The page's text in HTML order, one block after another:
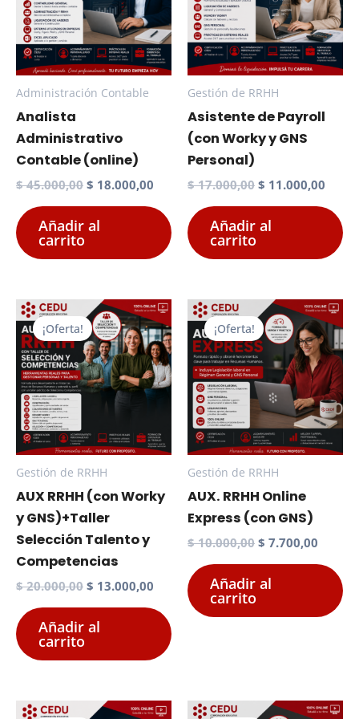
Administración Contable
Analista
Administrativo
Contable (online)
$45.000,00 El
era:
$ 18.000,00
actual
$ 18.000,00.
Añadir al
carrito
Gestión de RRHH
Asistente de Payroll
(con Worky y GNS
Personal)
$17.000,00 El
era:
$ 11.000,00
$
Añadir al
carrito
¡Oferta!
Gestión de RRHH
AUX RRHH (con Worky
y GNS)+Taller
Selección Talento y
Competencias
$20.000,00 El
era:
$ 13.000,00
precio
actual
$ 13.000,00.
Añadir al
carrito
¡Oferta!
Gestión de RRHH
AUX. RRHH Online
Express (con GNS)
$10.000,00 El
era:
$ 7.700,00
actual
$
Añadir al
carrito